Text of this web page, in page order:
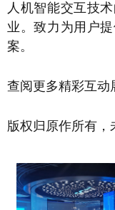
人机智能交互技
业。致力为用户
案。
查阅更多精彩互动
版权归原作所有，